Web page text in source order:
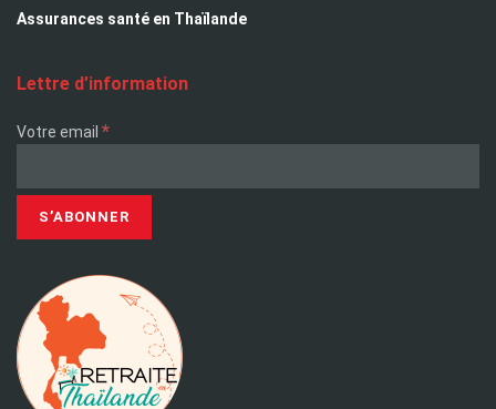
Assurances santé en Thaïlande
Lettre d’information
Votre email *